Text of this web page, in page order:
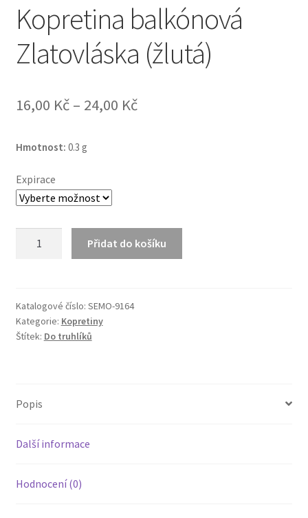
Kopretina balkónová
Zlatovláska (žlutá)
16,00 Kč– 24,00 Kč
Hmotnost: 0.3 g
Expirace
množství
Přidat do košíku
Katalogové číslo: SEMO-9164
Kategorie: Kopretiny
Štítek: Do truhlíků
Popis
Další informace
Hodnocení (0)